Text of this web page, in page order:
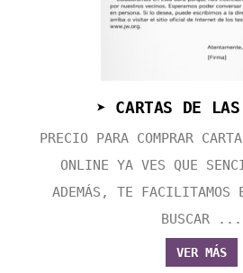
➤ CARTAS DE
PRECIO PARA COMPRAR
ONLINE YA VES QUE
ADEMÁS, TE FACILITAMOS
BUSCAR ...
VER MÁS